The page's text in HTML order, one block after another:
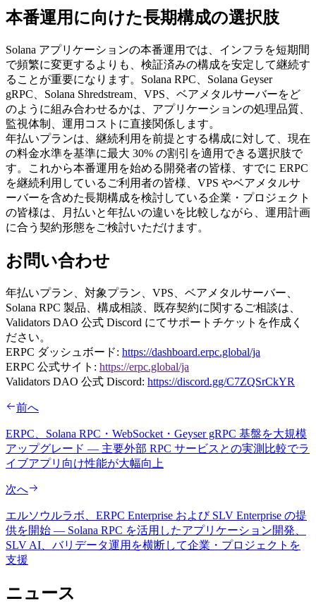
本番運用に向けた長期構成の選択肢
Solana アプリケーションの本番運用では、インフラを短期間
で頻繁に変更するよりも、検証済みの構成を安定して継続す
ることが重要になります。Solana RPC、Solana Geyser
gRPC、Solana Shredstream、VPS、ベアメタルサーバーをど
のように組み合わせるかは、アプリケーションの処理品質、
監視体制、運用コストに直接関係します。
年払いプランは、継続利用を前提とする構成に対して、現在
の料金水準を基準に最大 30% の割引を適用できる選択肢で
す。これから本番運用を始める開発者の皆様、すでに ERPC
を継続利用しているご利用者の皆様、VPS やベアメタルサ
ーバーを含めた長期構成を検討している企業・プロジェクト
の皆様は、月払いと年払いの違いを比較しながら、運用計画
に合う契約形態をご検討いただけます。
お問い合わせ
年払いプラン、対象プラン、VPS、ベアメタルサーバー、
Solana RPC 製品、構成相談、既存契約に関するご相談は、
Validators DAO 公式 Discord にてサポートチケットを作成く
ださい。
ERPC ダッシュボード: https://dashboard.erpc.global/ja
ERPC 公式サイト: https://erpc.global/ja
Validators DAO 公式 Discord: https://discord.gg/C7ZQSrCkYR
前へ
ERPC、Solana RPC・WebSocket・Geyser gRPC 基盤を大規模
アップグレード — 主要外部 RPC サービスとの実測比較でラ
イブアプリ向け性能が大幅向上
次へ
エルソウルラボ、ERPC Enterprise および SLV Enterprise の提
供を開始 — Solana RPC を活用したアプリケーション開発、
SLV AI、バリデータ運用を横断して企業・プロジェクトを
支援
ニュース